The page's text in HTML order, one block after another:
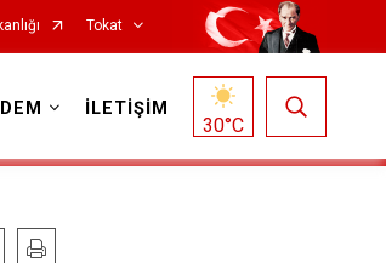
Tokat
İLETİŞİM
30°C